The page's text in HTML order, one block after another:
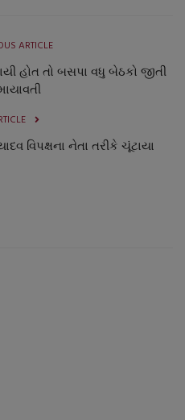
ARTICLE
હોત તો બસપા વધુ બેઠકો જીતી
વિપક્ષના નેતા તરીકે ચૂંટાયા